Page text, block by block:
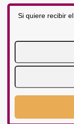
Si quiere recibir el